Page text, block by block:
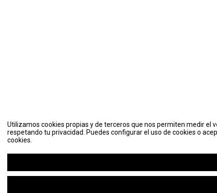
Utilizamos cookies propias y de terceros que nos permiten medir el
respetando tu privacidad. Puedes configurar el uso de cookies o
cookies.